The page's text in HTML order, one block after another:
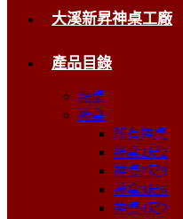
大溪新昇神桌工廠
產品目錄
廟桌
神桌
所有神桌
神桌2尺2
神桌2尺9
神桌3尺6
神桌4尺2